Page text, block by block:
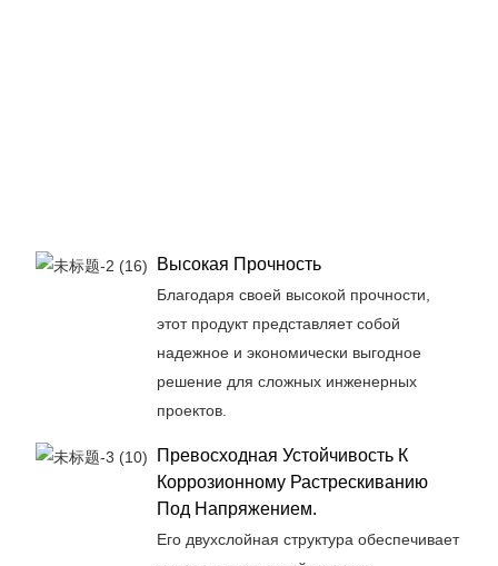
Высокая Прочность
Благодаря своей высокой прочности,
этот продукт представляет собой
надежное и экономически выгодное
решение для сложных инженерных
проектов.
Превосходная Устойчивость К
Коррозионному Растрескиванию
Под Напряжением.
Его двухслойная структура обеспечивает